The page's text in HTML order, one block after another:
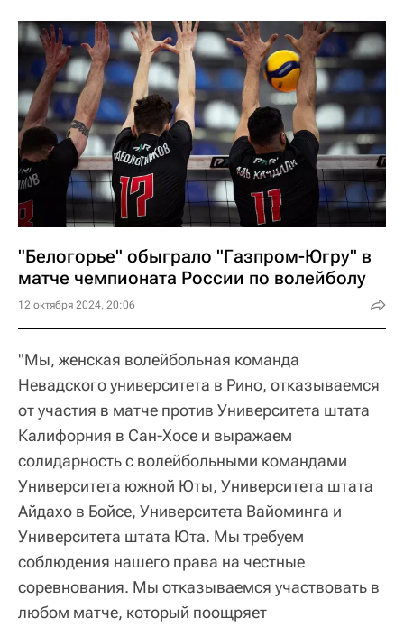
"Белогорье" обыграло "Газпром-Югру" в
матче чемпионата России по волейболу
12 октября 2024, 20:06
"Мы, женская волейбольная команда
Невадского университета в Рино, отказываемся
от участия в матче против Университета штата
Калифорния в Сан-Хосе и выражаем
солидарность с волейбольными командами
Университета южной Юты, Университета штата
Айдахо в Бойсе, Университета Вайоминга и
Университета штата Юта. Мы требуем
соблюдения нашего права на честные
соревнования. Мы отказываемся участвовать в
любом матче, который поощряет